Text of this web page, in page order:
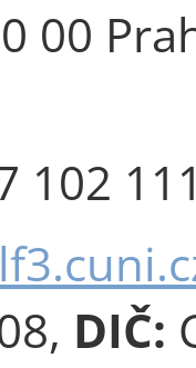
00
102
DIČ: